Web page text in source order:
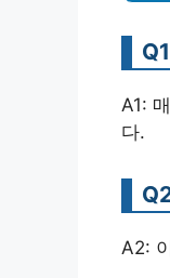
A1:
다.
A2: